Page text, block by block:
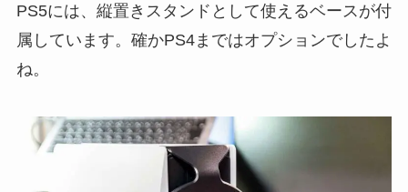
PS5には、縦置きスタンドとして使えるベースが付
属しています。確かPS4まではオプションでしたよ
ね。